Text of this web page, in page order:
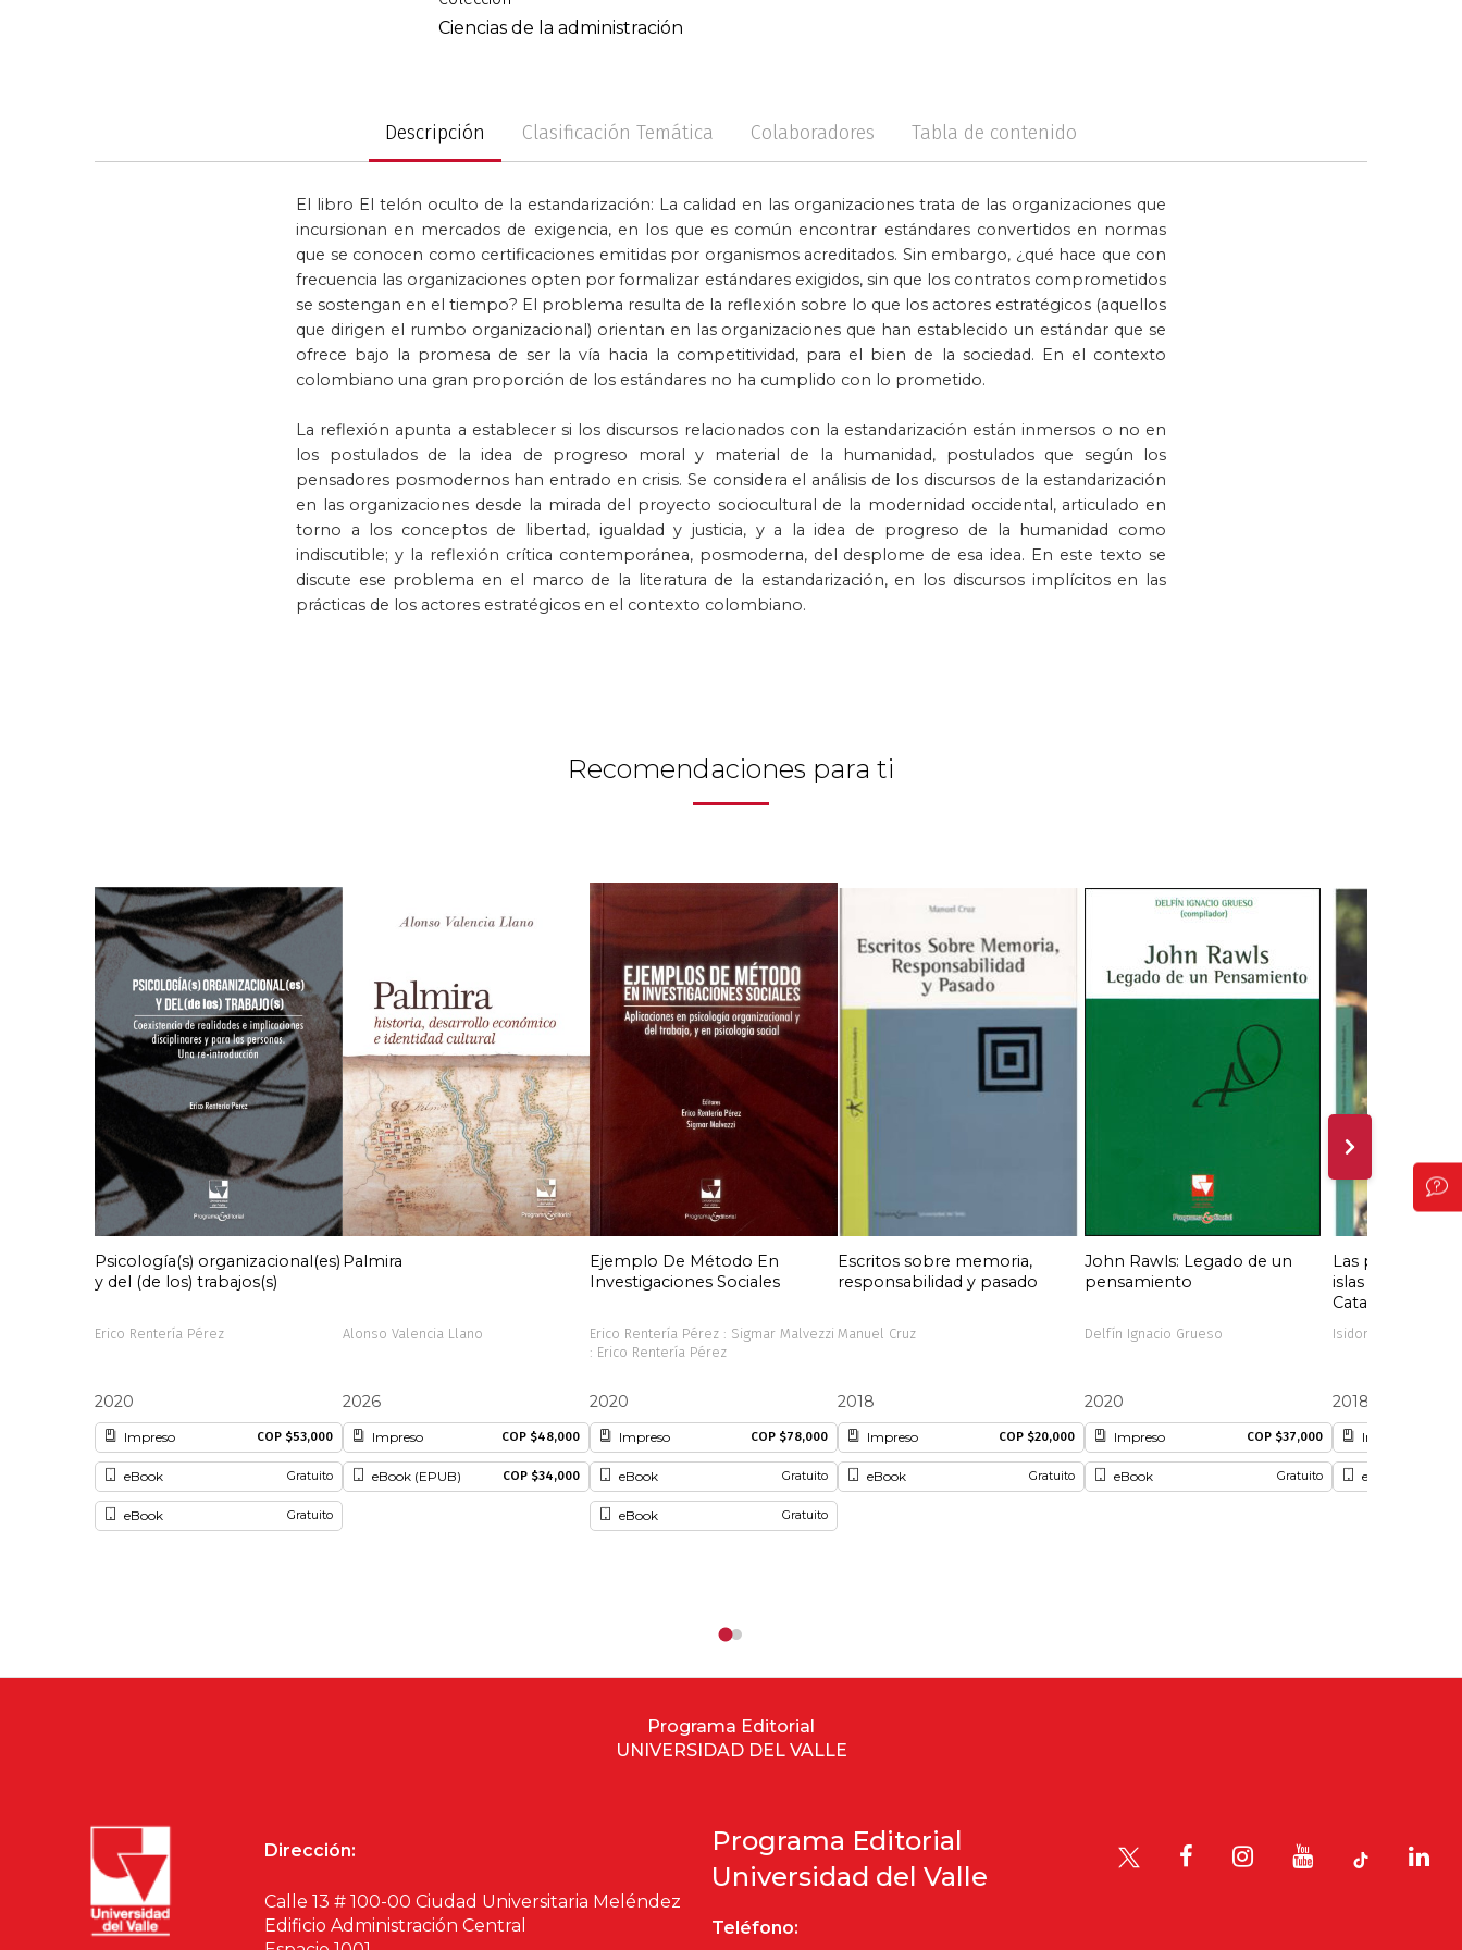
Ciencias de la administración
Descripción
El libro El telón oculto de la estandarización: La calidad en las organizaciones trata de las organizaciones que
incursionan en mercados de exigencia, en los que es común encontrar estándares convertidos en normas
que se conocen como certificaciones emitidas por organismos acreditados. Sin embargo, ¿qué hace que con
frecuencia las organizaciones opten por formalizar estándares exigidos, sin que los contratos comprometidos
se sostengan en el tiempo? El problema resulta de la reflexión sobre lo que los actores estratégicos (aquellos
que dirigen el rumbo organizacional) orientan en las organizaciones que han establecido un estándar que se
ofrece bajo la promesa de ser la vía hacia la competitividad, para el bien de la sociedad. En el contexto
colombiano una gran proporción de los estándares no ha cumplido con lo prometido.
La reflexión apunta a establecer si los discursos relacionados con la estandarización están inmersos o no en
los postulados de la idea de progreso moral y material de la humanidad, postulados que según los
pensadores posmodernos han entrado en crisis. Se considera el análisis de los discursos de la estandarización
en las organizaciones desde la mirada del proyecto sociocultural de la modernidad occidental, articulado en
torno a los conceptos de libertad, igualdad y justicia, y a la idea de progreso de la humanidad como
indiscutible; y la reflexión crítica contemporánea, posmoderna, del desplome de esa idea. En este texto se
discute ese problema en el marco de la literatura de la estandarización, en los discursos implícitos en las
prácticas de los actores estratégicos en el contexto colombiano.
Clasificación Temática Colaboradores Tabla de contenido
Recomendaciones para ti
Psicología(s) organizacional(es)
y del (de los) trabajos(s)
Erico Rentería Pérez
2020
Impreso COP $53,000
eBook Gratuito
eBook Gratuito
Palmira
Alonso Valencia Llano
2026
Impreso COP $48,000
eBook (EPUB) COP $34,000
Ejemplo De Método En
Investigaciones Sociales
Erico Rentería Pérez : Sigmar Malvezzi
: Erico Rentería Pérez
2020
Impreso COP $78,000
eBook Gratuito
eBook Gratuito
Escritos sobre memoria,
responsabilidad y pasado
Manuel Cruz
2018
eBook Gratuito
Impreso COP $20,000
John Rawls: Legado de un
pensamiento
Delfín Ignacio Grueso
2020
Impreso COP $37,000
eBook Gratuito
Las plantas y
islas de
Catalina
Isidoro Cabrera
2018
Impreso
eBook
Programa Editorial
UNIVERSIDAD DEL VALLE
Dirección:
Calle 13 # 100-00 Ciudad Universitaria Meléndez
Edificio Administración Central
Programa Editorial
Universidad del Valle
Teléfono: